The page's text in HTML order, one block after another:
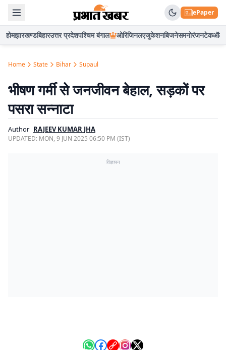
ePaper
होमझारखण्डबिहारउत्तर प्रदेशपश्चिम बंगाल ओरिजिनलएजुकेशनबिजनेसमनोरंजनटेकऑटो
Home State Bihar Supaul
भीषण गर्मी से जनजीवन बेहाल, सड़कों पर
पसरा सन्नाटा
Author RAJEEV KUMAR JHA
UPDATED: MON, 9 JUN 2025 06:50 PM (IST)
विज्ञापन